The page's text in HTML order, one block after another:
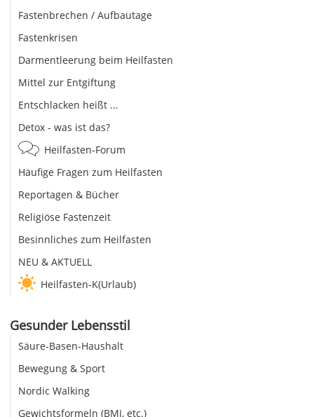
Fastenbrechen / Aufbautage
Fastenkrisen
Darmentleerung beim Heilfasten
Mittel zur Entgiftung
Entschlacken heißt ...
Detox - was ist das?
Heilfasten-Forum
Häufige Fragen zum Heilfasten
Reportagen & Bücher
Religiöse Fastenzeit
Besinnliches zum Heilfasten
NEU & AKTUELL
Heilfasten-K(Urlaub)
Gesunder Lebensstil
Säure-Basen-Haushalt
Bewegung & Sport
Nordic Walking
Gewichtsformeln (BMI, etc.)